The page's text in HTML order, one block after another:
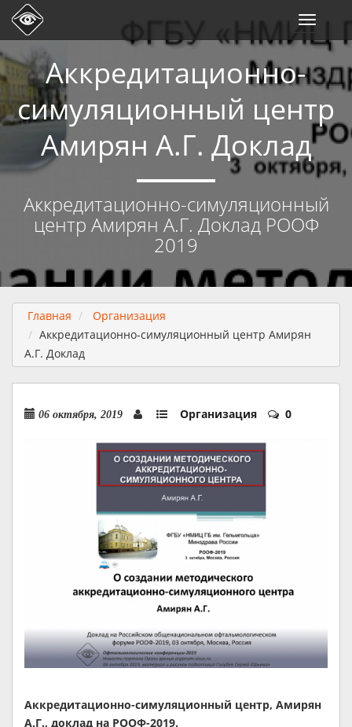
Аккредитационно-
симуляционный центр
Амирян А.Г. Доклад
Аккредитационно-симуляционный
центр Амирян А.Г. Доклад РООФ
2019
Toggle
Главная
Организация
Аккредитационно-симуляционный центр Амирян
А.Г. Доклад
06 октября, 2019 Организация 0
Аккредитационно-симуляционный центр, Амирян
А.Г., доклад на РООФ-2019.